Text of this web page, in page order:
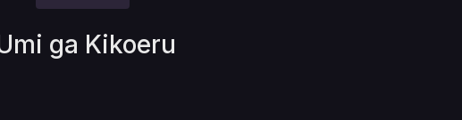
ga Kikoeru